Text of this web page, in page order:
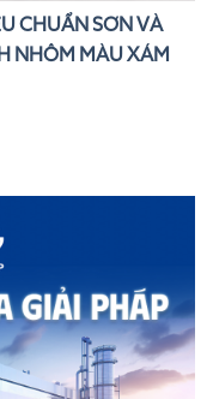
CHUẨN SƠN VÀ
NHÔM MÀU XÁM